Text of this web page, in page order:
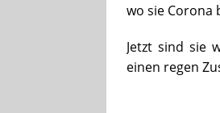
wo sie Corona
Jetzt sind sie
einen regen